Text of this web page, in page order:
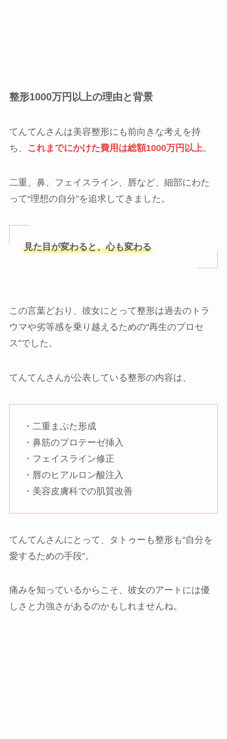
整形1000万円以上の理由と背景
てんてんさんは美容整形にも前向きな考えを持
ち、
これまでにかけた費用は総額1000万円以上。
二重、鼻、フェイスライン、唇など、細部にわた
って“理想の自分”を追求してきました。
見た目が変わると、心も変わる
この言葉どおり、彼女にとって整形は過去のトラ
ウマや劣等感を乗り越えるための“再生のプロセ
ス”でした。
てんてんさんが公表している整形の内容は、
・二重まぶた形成
・鼻筋のプロテーゼ挿入
・フェイスライン修正
・唇のヒアルロン酸注入
・美容皮膚科での肌質改善
てんてんさんにとって、タトゥーも整形も“自分を
愛するための手段”。
痛みを知っているからこそ、彼女のアートには優
しさと力強さがあるのかもしれませんね。